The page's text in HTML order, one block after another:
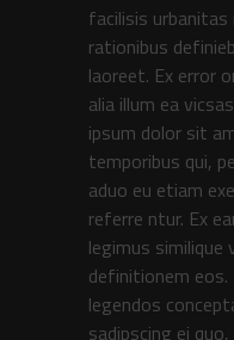
facilisis urbanitas
rationibus
laoreet. Ex error
alia illum ea
ipsum dolor sit
temporibus qui,
aduo eu etiam
referre ntur. Ex
legimus similique
definitionem
legendos
sadipscing ei